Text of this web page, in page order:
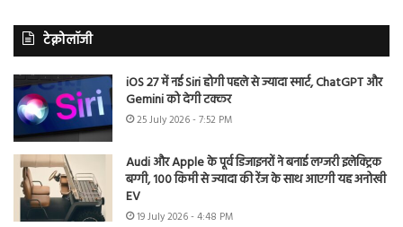
टेक्नोलॉजी
iOS 27 में नई Siri होगी पहले से ज्यादा स्मार्ट, ChatGPT और
Gemini को देगी टक्कर
25 July 2026 - 7:52 PM
Audi और Apple के पूर्व डिजाइनरों ने बनाई लग्जरी इलेक्ट्रिक
बग्गी, 100 किमी से ज्यादा की रेंज के साथ आएगी यह अनोखी
EV
19 July 2026 - 4:48 PM